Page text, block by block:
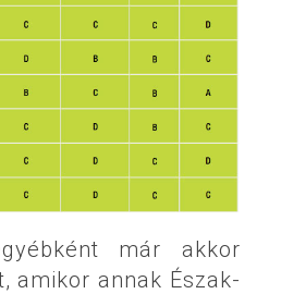
már akkor
amikor annak Észak-